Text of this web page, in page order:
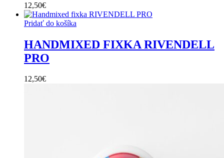
12,50€
Pridať do košíka
HANDMIXED FIXKA RIVENDELL
PRO
12,50€